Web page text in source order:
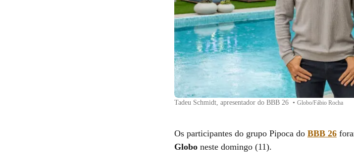
Tadeu Schmidt, apresentador do BBB 26 • Globo/Fábio Rocha
Os participantes do grupo Pipoca do BBB 26
Globo neste domingo (11).